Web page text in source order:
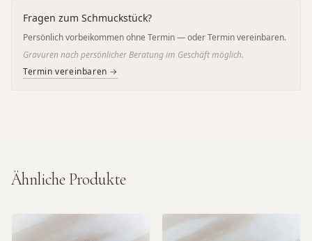
Fragen zum Schmuckstück?
Persönlich vorbeikommen ohne Termin — oder Termin vereinbaren.
Gravuren nach persönlicher Beratung im Geschäft möglich.
Termin vereinbaren →
Ähnliche Produkte